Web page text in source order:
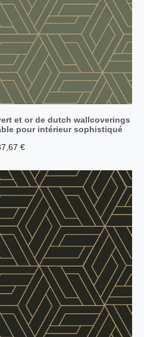
et or de dutch wallcoverings
pour intérieur sophistiqué
€